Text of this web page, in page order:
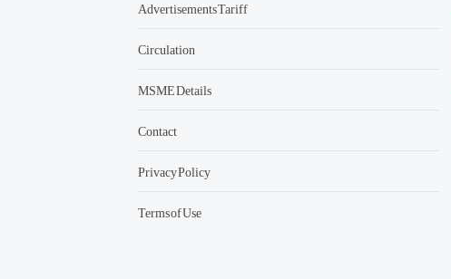
Advertisements Tariff
Circulation
MSME Details
Contact
Privacy Policy
Terms of Use